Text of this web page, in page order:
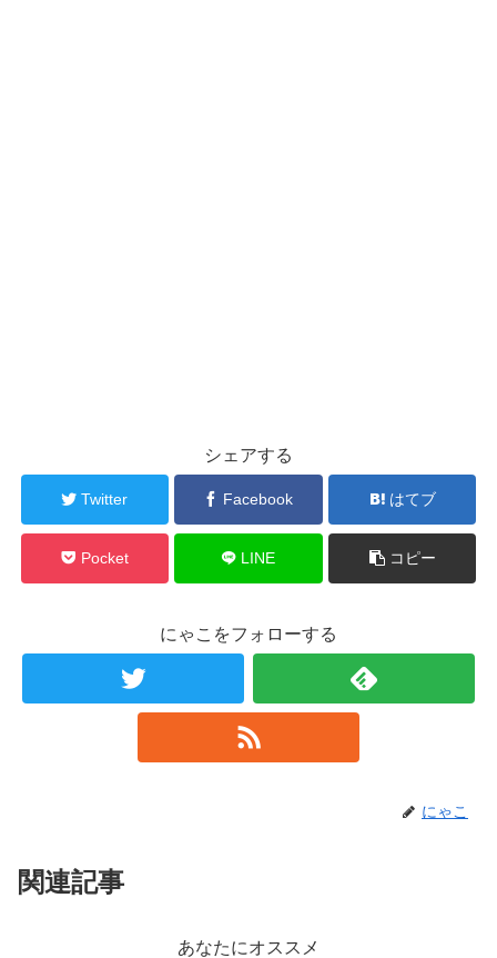
シェアする
Twitter Facebook はてブ
Pocket LINE コピー
にゃこをフォローする
にゃこ
関連記事
あなたにオススメ